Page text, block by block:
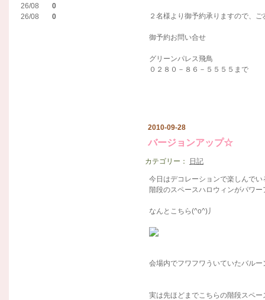
26/08
0
26/08
0 ２名様より御予約承りますので、
御予約お問い合せ
グリーンパレス飛鳥
０２８０－８６－５５５５まで
2010-09-28
バージョンアップ☆
カテゴリー： 日記
今日はデコレーションで楽しんで
階段のスペースハロウィンがパワ
なんとこちら(^o^)丿
会場内でフワフワういていたバル
実は先ほどまでこちらの階段スペー